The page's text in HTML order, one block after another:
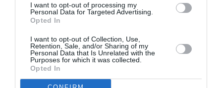
I want to opt-out of processing my
Personal Data for Targeted Advertising.
Opted In
I want to opt-out of Collection, Use,
Retention, Sale, and/or Sharing of my
Personal Data that Is Unrelated with the
Purposes for which it was collected.
Opted In
ΙΔΡΥΜΑ ΜΙΧΑΛΗΣ ΚΑΚΟΓΙΑΝΝΗΣ
Newsletter
Κάθε βδομάδα στο e-mail σας τα τελευταία νέα για
την Τέχνη και τον Πολιτισμό!